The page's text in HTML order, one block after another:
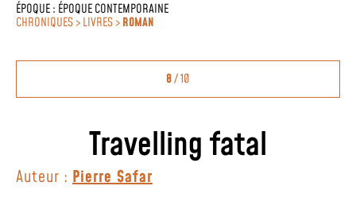
ÉPOQUE : ÉPOQUE CONTEMPORAINE
CHRONIQUES > LIVRES >ROMAN
8/ 10
Travelling fatal
Auteur : Pierre Safar